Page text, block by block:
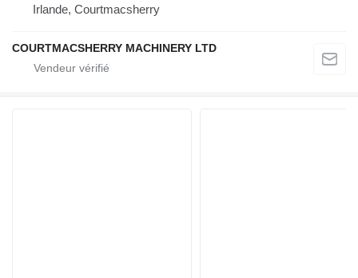
Irlande, Courtmacsherry
COURTMACSHERRY MACHINERY LTD